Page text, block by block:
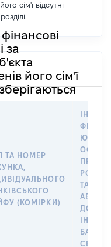
сім'ї відсутні
фінансові
за
його сім'ї
ТА НОМЕР
(КОМІРКИ)
ПРАВО
ТАКИМ
АБО
ДО
СЕЙФУ